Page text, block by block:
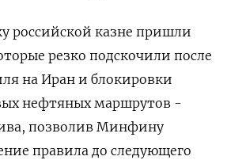
российской казне пришли
​резко подскочили после
на Иран ‌и блокировки
нефтяных маршрутов -
позволив Минфину
правила до следующего